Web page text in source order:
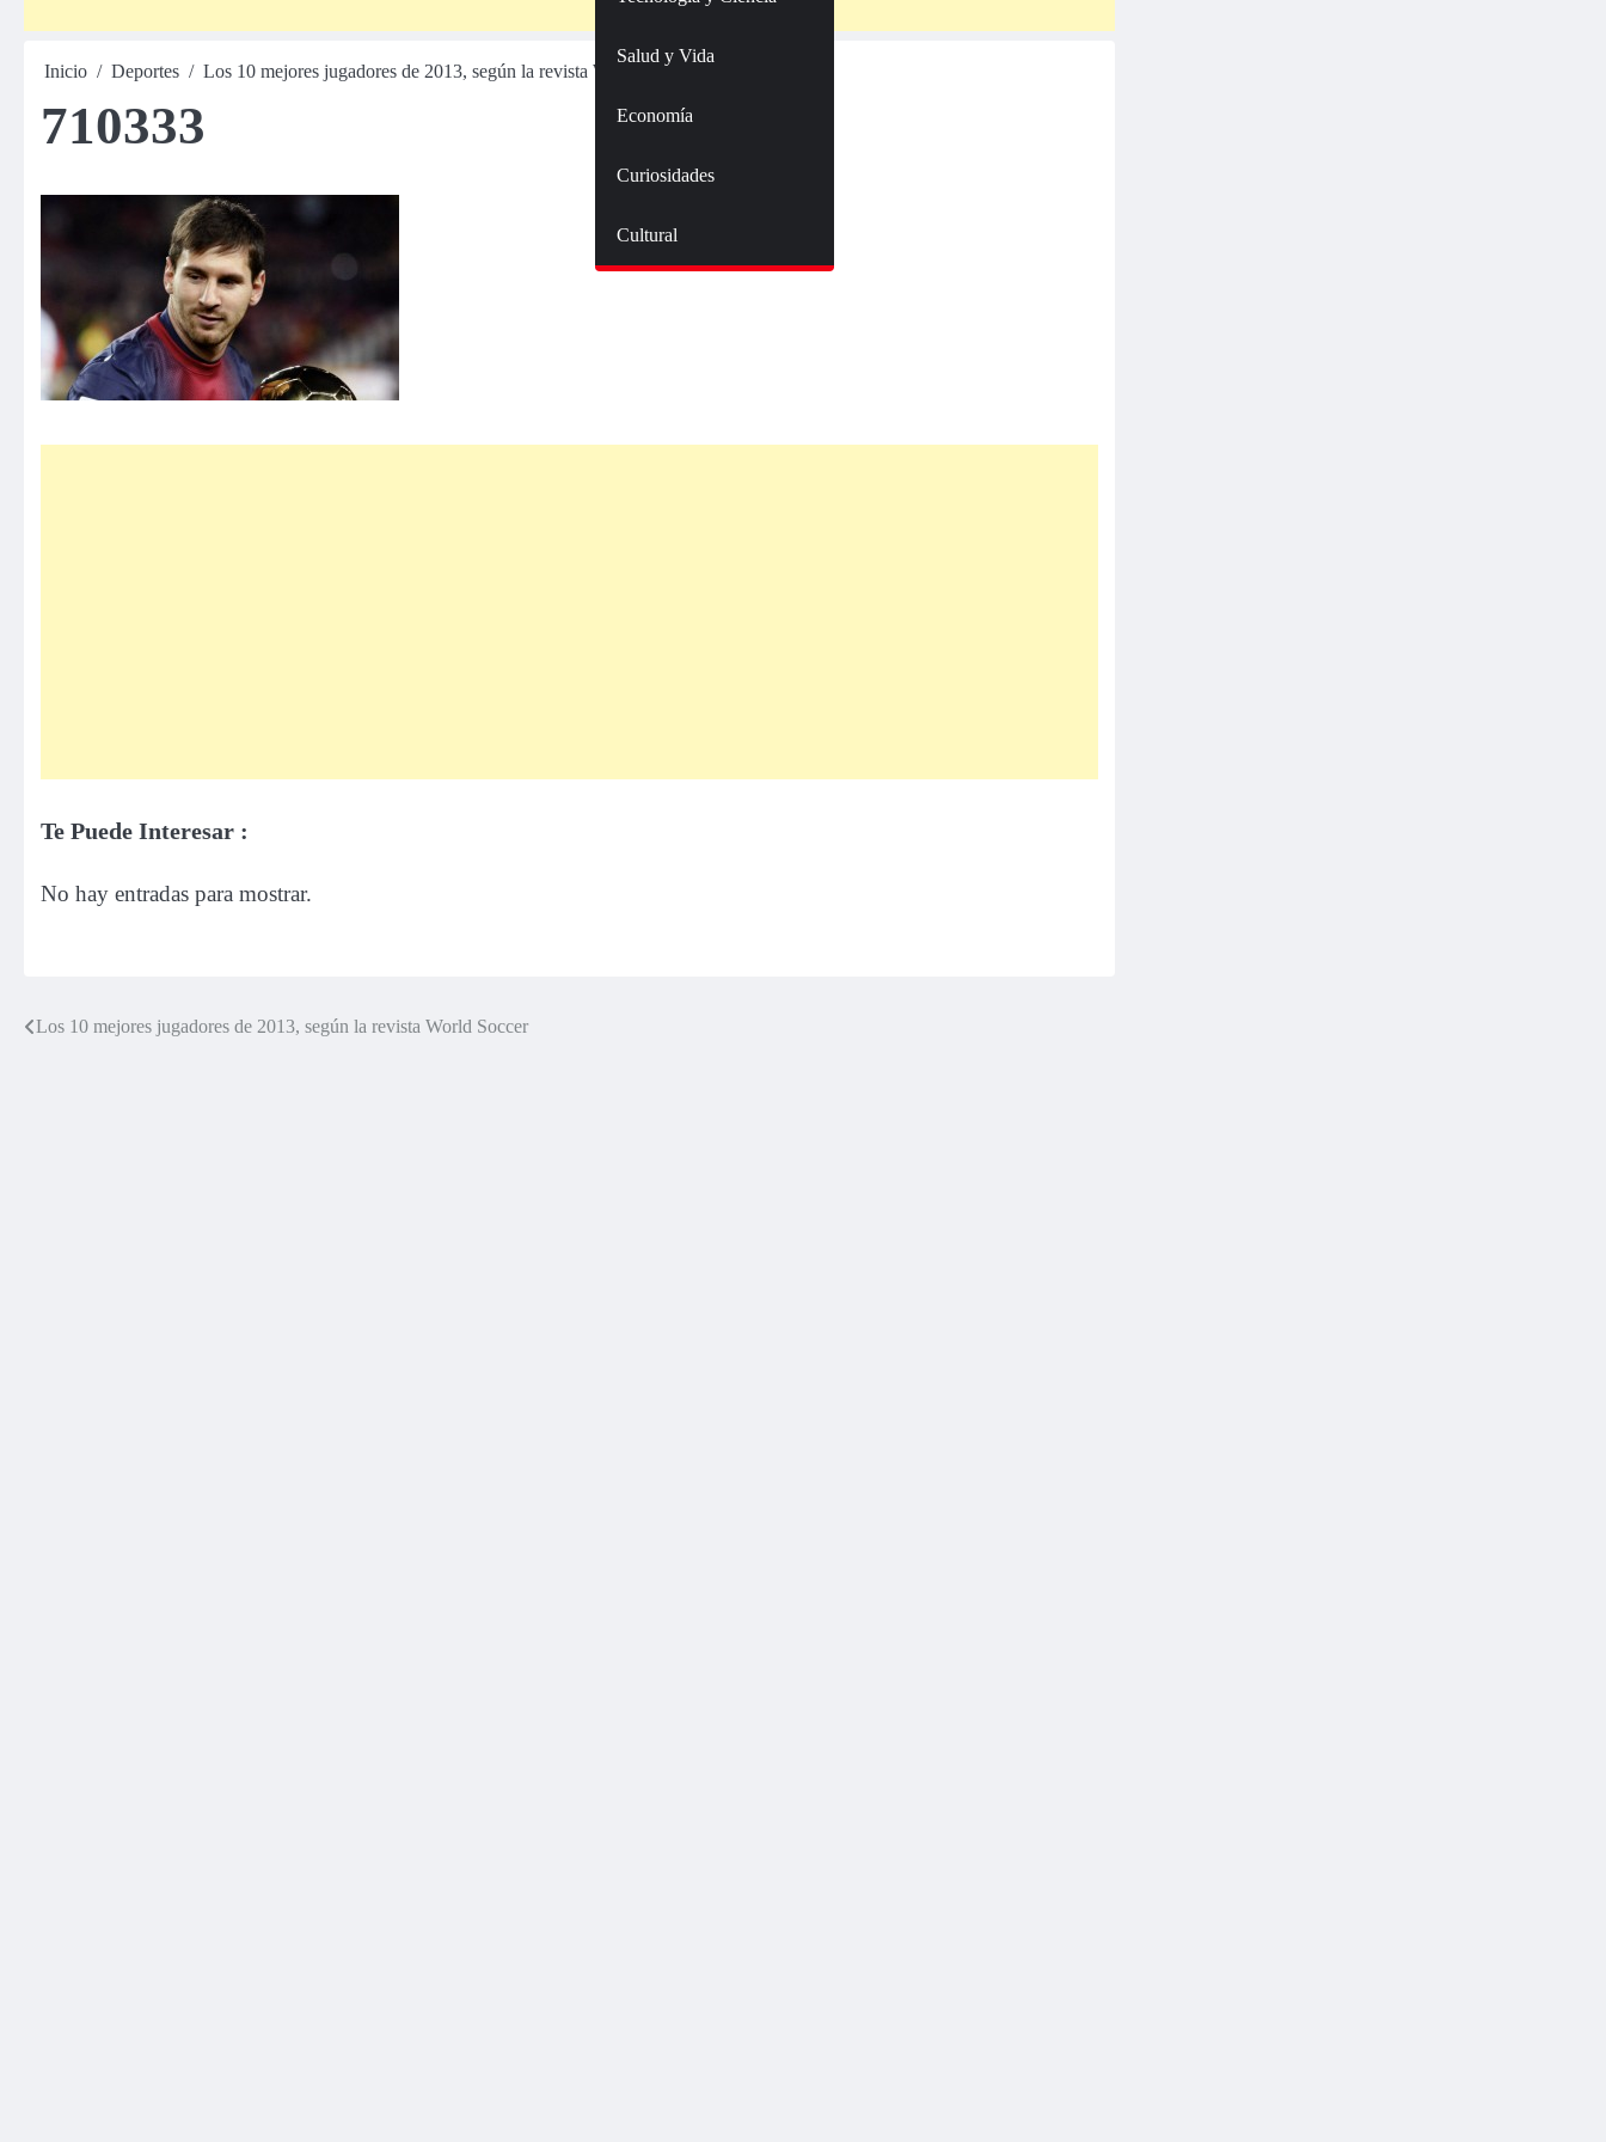
Salud y Vida
Economía
Curiosidades
Cultural
Inicio Deportes Los 10 mejores jugadores de 2013, según la revista World Soccer
710333
Te Puede Interesar :
No hay entradas para mostrar.
Navegación
Los 10 mejores jugadores de 2013, según la revista World Soccer